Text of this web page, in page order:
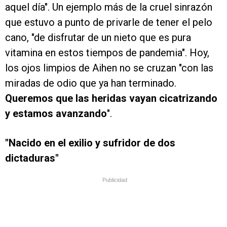
aquel día". Un ejemplo más de la cruel sinrazón
que estuvo a punto de privarle de tener el pelo
cano, "de disfrutar de un nieto que es pura
vitamina en estos tiempos de pandemia". Hoy,
los ojos limpios de Aihen no se cruzan "con las
miradas de odio que ya han terminado.
Queremos que las heridas vayan cicatrizando
y estamos avanzando".
"Nacido en el exilio y sufridor de dos
dictaduras"
Publicidad